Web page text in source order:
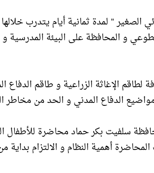
الصغير " لمدة ثمانية أيام يتدرب
و المحافظة على البيئة المدرسية
الإغاثة الزراعية و طاقم الدفاع
الدفاع المدني و الحد من مخاطر
سلفيت بكر حماد محاضرة
أهمية النظام و الالتزام